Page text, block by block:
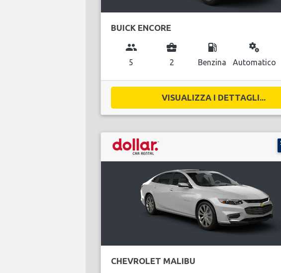
BUICK ENCORE
group
5
business_center
2
local_gas_station
Benzina
miscellaneous_services
Automatico
VISUALIZZA I DETTAGLI...
CHEVROLET MALIBU